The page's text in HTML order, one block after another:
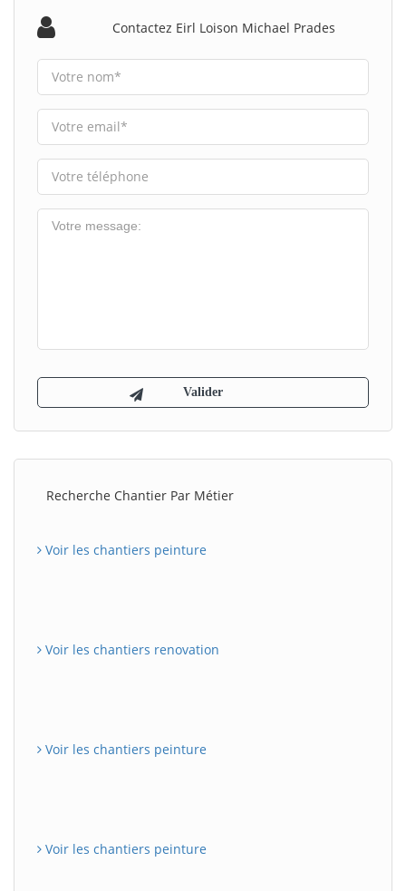
Contactez Eirl Loison Michael Prades
Recherche Chantier Par Métier
Voir les chantiers peinture
Voir les chantiers renovation
Voir les chantiers peinture
Voir les chantiers peinture